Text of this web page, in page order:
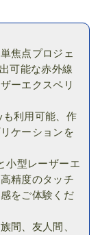
焦点プロジェ
可能な赤外線
ーエクスペリ
利用可能、作
ケーションを
小型レーザーエ
精度のタッチ
をご体験くだ
間、友人間、